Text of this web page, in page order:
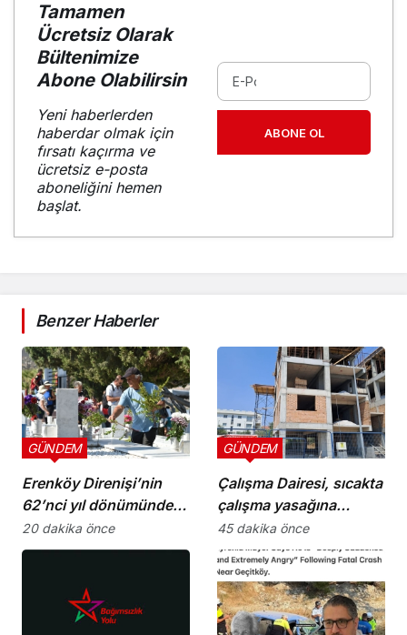
Tamamen
Ücretsiz Olarak
Bültenimize
Abone Olabilirsin
Yeni haberlerden
haberdar olmak için
fırsatı kaçırma ve
ücretsiz e-posta
aboneliğini hemen
başlat.
ABONE OL
Benzer Haberler
Erenköy Direnişi’nin
62’nci yıl dönümünde
şehitler törenle anıldı
GÜNDEM
20 dakika önce
Çalışma Dairesi, sıcakta
çalışma yasağına
uymayan 19 iş yerine
uyarı verdi
GÜNDEM
45 dakika önce